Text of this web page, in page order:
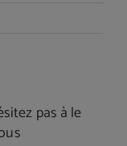
pas à le